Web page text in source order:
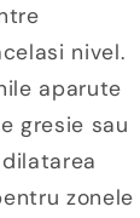
nivel.
aparute
gresie sau
zonele